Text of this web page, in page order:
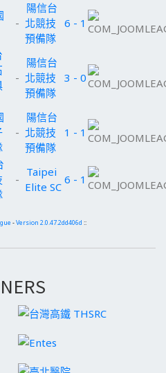
-
陽信台
北競技
預備隊
6 - 1
-
陽信台
北競技
預備隊
3 - 0
-
陽信台
北競技
預備隊
1 - 1
-
Taipei
Elite SC
6 - 1
-Version 2.0.47.2dd406d ::